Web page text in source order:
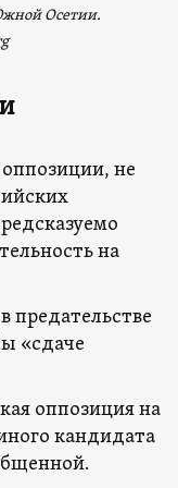
Осетии.
не
на
предательстве
«сдаче
оппозиция на
кандидата